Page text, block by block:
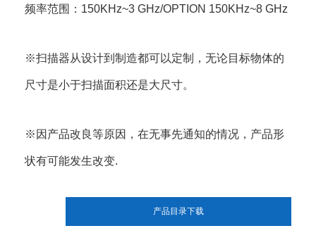
频率范围：150KHz~3 GHz/OPTION 150KHz~8 GHz
※扫描器从设计到制造都可以定制，无论目标物体的
尺寸是小于扫描面积还是大尺寸。
※因产品改良等原因，在无事先通知的情况，产品形
状有可能发生改变.
产品目录下载